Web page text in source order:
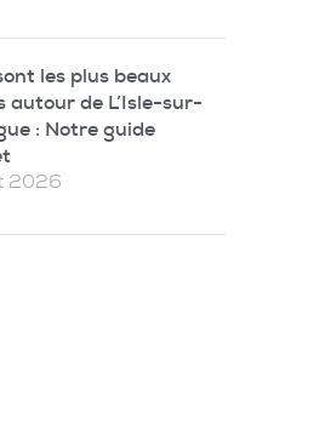
les plus beaux
autour de L’Isle-sur-
: Notre guide
2026